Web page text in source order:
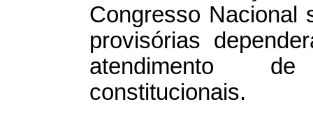
Congresso Nacional
provisórias
atendimento
constitucionais.